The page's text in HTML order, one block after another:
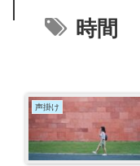
時間
声掛け